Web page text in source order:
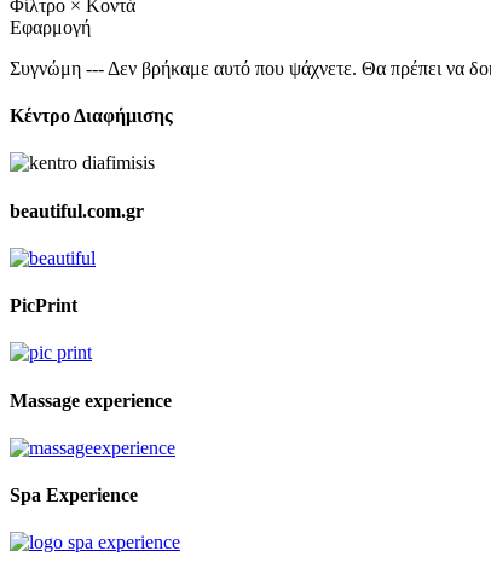
Φίλτρο × Κοντά
Εφαρμογή
Συγνώμη --- Δεν βρήκαμε αυτό που ψάχνετε. Θα πρέπει να
Κέντρο Διαφήμισης
beautiful.com.gr
PicPrint
Massage experience
Spa Experience